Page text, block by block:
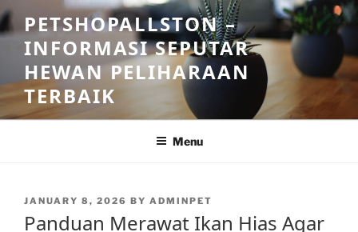
Skip
to
content
PETSHOPALLSTON –
INFORMASI SEPUTAR
HEWAN PELIHARAAN
TERBAIK
Menu
POSTED
JANUARY 8, 2026 BY ADMINPET
Panduan Merawat Ikan Hias Agar